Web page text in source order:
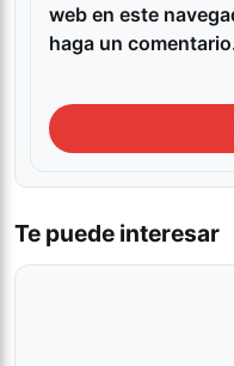
web en este
haga un
Te puede interesar